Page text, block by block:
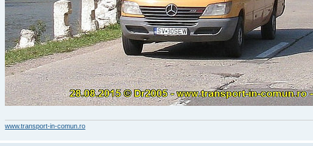
www.transport-in-comun.ro